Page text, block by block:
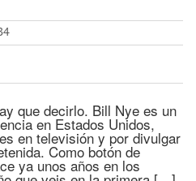
que decirlo. Bill Nye es un
en Estados Unidos,
en televisión y por divulgar
Como botón de
ya unos años en los